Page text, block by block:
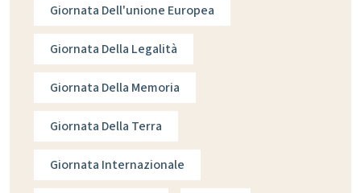
Giornata Dell'unione Europea
Giornata Della Legalità
Giornata Della Memoria
Giornata Della Terra
Giornata Internazionale